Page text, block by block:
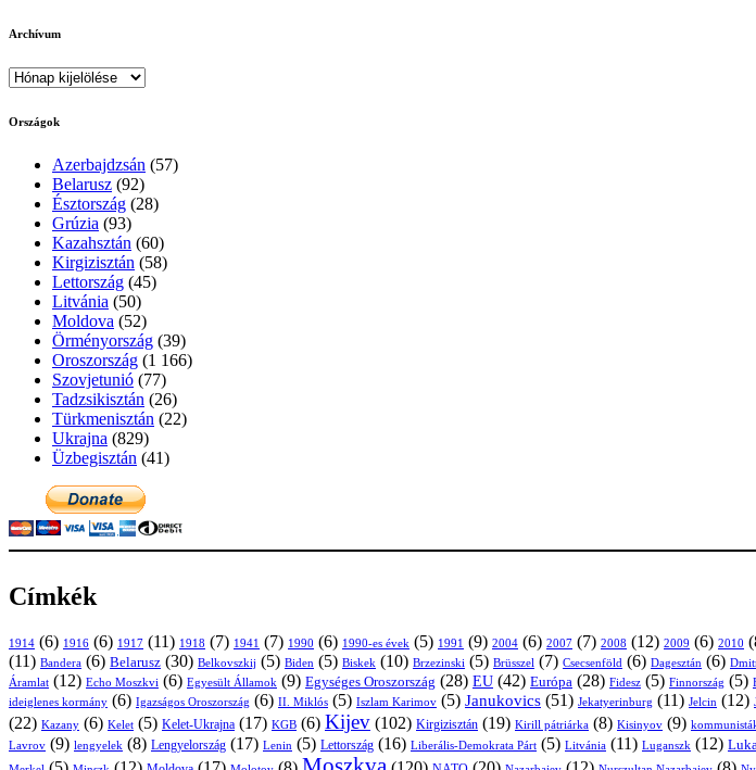
Archívum
Archívum
Országok
Azerbajdzsán (57)
Belarusz (92)
Észtország (28)
Grúzia (93)
Kazahsztán (60)
Kirgizisztán (58)
Lettország (45)
Litvánia (50)
Moldova (52)
Örményország (39)
Oroszország (1 166)
Szovjetunió (77)
Tadzsikisztán (26)
Türkmenisztán (22)
Ukrajna (829)
Üzbegisztán (41)
Címkék
1914 (6) 1916 (6) 1917 (11) 1918 (7) 1941 (7) 1990 (6) 1990-es évek (5) 1991 (9) 2004 (6) 2007 (7) 2008 (12) 2009 (6) 2010
(11) Bandera (6) Belarusz (30) Belkovszkij (5) Biden (5) Biskek (10) Brzezinski (5) Brüsszel (7) Csecsenföld (6) Dagesztán (6)
Áramlat (12) Echo Moszkvi (6) Egyesült Államok (9) Egységes Oroszország (28) EU (42) Európa (28) Fidesz (5) Finnország (5)
ideiglenes kormány (6) Igazságos Oroszország (6) II. Miklós (5) Iszlam Karimov (5) Janukovics (51) Jekatyerinburg (11) Jelcin (12)
(22) Kazany (6) Kelet (5) Kelet-Ukrajna (17) KGB (6) Kijev (102) Kirgizisztán (19) Kirill pátriárka (8) Kisinyov (9)
Lavrov (9) lengyelek (8) Lengyelország (17) Lenin (5) Lettország (16) Liberális-Demokrata Párt (5) Litvánia (11) Luganszk (12)